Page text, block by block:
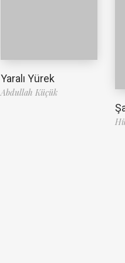
Yaralı Yürek
Abdullah Küçük